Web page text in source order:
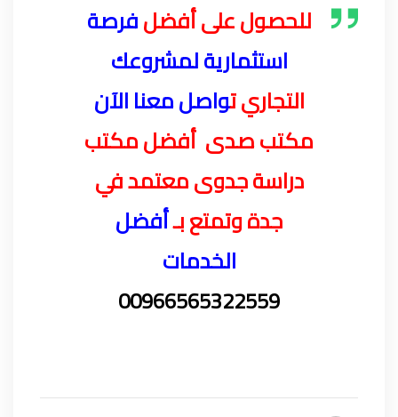
للحصول على أفضلفرصة
استثمارية لمشروعك
التجاريتواصل معنا الآن
مكتب صدى أفضل مكتب
دراسة جدوى معتمد في
جدة وتمتع بـأفضل
الخدمات
00966565322559